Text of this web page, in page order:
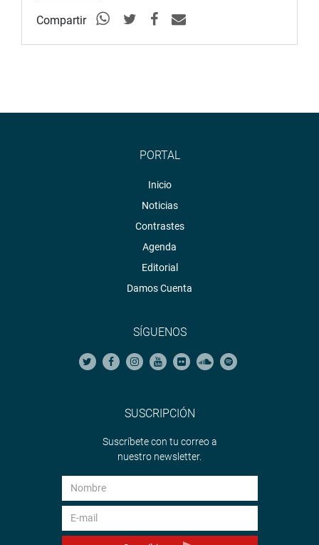
Compartir
PORTAL
Inicio
Noticias
Contrastes
Agenda
Editorial
Damos Cuenta
SÍGUENOS
SUSCRIPCIÓN
Suscríbete con tu correo a
nuestro newsletter.